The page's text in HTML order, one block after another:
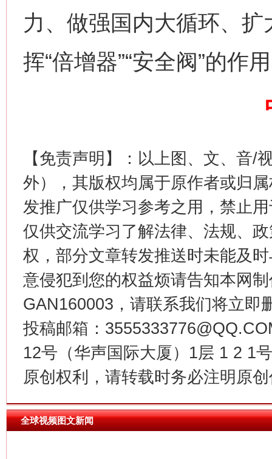
力、做强国内大循环、
挥“倍增器”“安全阀”的作
【免责声明】：以上图、文、音/
外），其版权均属于原作者或归
发推广仅供学习参考之用，禁止
仅供交流学习了解法律、法规、
权，部分文章转发推送时未能及
意侵犯到您的权益烦请告知本网
GAN160003，请联系我们将立即
投稿邮箱：
12号（华声国际大厦）1层 1 2 1
原创权利，请转载时务必注明原
全球视频图文新闻
谢
在谋一域中谋全局
今
习近平的博鳌关键词
魏明亮